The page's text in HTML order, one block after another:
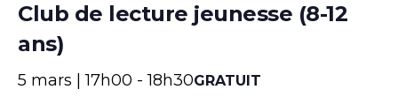
Club de lecture jeunesse (8-12
ans)
5 mars | 17h00 -18h30GRATUIT